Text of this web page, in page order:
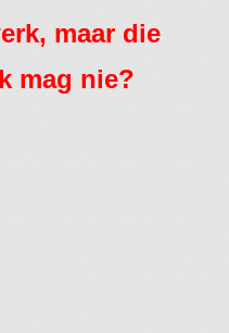
maar die
mag nie?